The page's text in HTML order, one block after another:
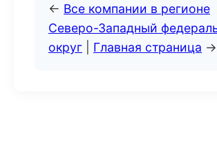
← Все компании в регионе
Северо-Западный
округ
Главная страница →